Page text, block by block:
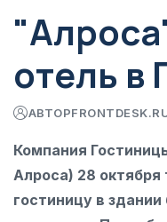
отель в
АВТОР
Компания
Алроса) 28 октября
гостиницу в